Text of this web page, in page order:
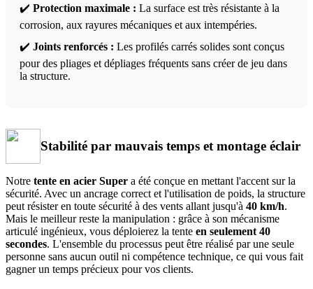
✔️ Protection maximale : La surface est très résistante à la
corrosion, aux rayures mécaniques et aux intempéries.
✔️ Joints renforcés : Les profilés carrés solides sont conçus
pour des pliages et dépliages fréquents sans créer de jeu dans
la structure.
Stabilité par mauvais temps et montage éclair
Notre tente en acier Super a été conçue en mettant l'accent sur la
sécurité. Avec un ancrage correct et l'utilisation de poids, la structure
peut résister en toute sécurité à des vents allant jusqu'à 40 km/h.
Mais le meilleur reste la manipulation : grâce à son mécanisme
articulé ingénieux, vous déploierez la tente en seulement 40
secondes. L'ensemble du processus peut être réalisé par une seule
personne sans aucun outil ni compétence technique, ce qui vous fait
gagner un temps précieux pour vos clients.